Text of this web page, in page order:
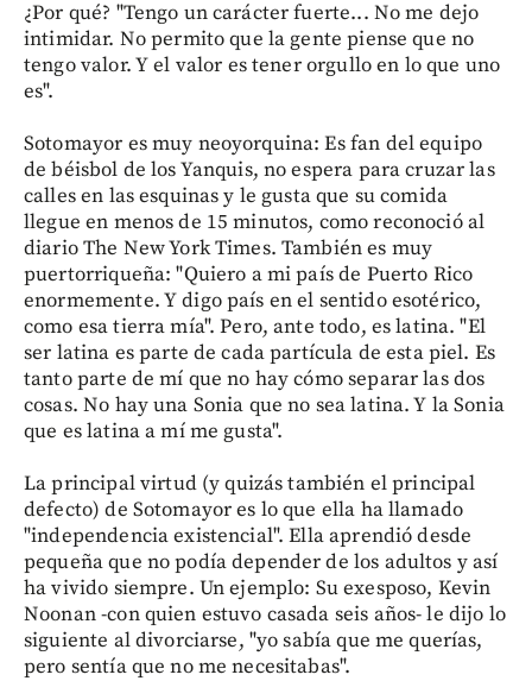
¿Por qué? "Tengo un carácter fuerte... No me dejo
intimidar. No permito que la gente piense que no
tengo valor. Y el valor es tener orgullo en lo que uno
es".
Sotomayor es muy neoyorquina: Es fan del equipo
de béisbol de los Yanquis, no espera para cruzar las
calles en las esquinas y le gusta que su comida
llegue en menos de 15 minutos, como reconoció al
diario The New York Times. También es muy
puertorriqueña: "Quiero a mi país de Puerto Rico
enormemente. Y digo país en el sentido esotérico,
como esa tierra mía". Pero, ante todo, es latina. "El
ser latina es parte de cada partícula de esta piel. Es
tanto parte de mí que no hay cómo separar las dos
cosas. No hay una Sonia que no sea latina. Y la Sonia
que es latina a mí me gusta".
La principal virtud (y quizás también el principal
defecto) de Sotomayor es lo que ella ha llamado
"independencia existencial". Ella aprendió desde
pequeña que no podía depender de los adultos y así
ha vivido siempre. Un ejemplo: Su exesposo, Kevin
Noonan -con quien estuvo casada seis años- le dijo lo
siguiente al divorciarse, "yo sabía que me querías,
pero sentía que no me necesitabas".